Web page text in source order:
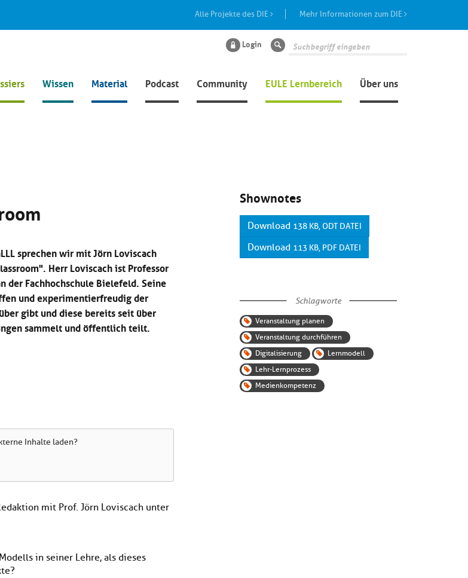
Alle Projekte des DIE Mehr Informationen zum DIE
Wissen Material Podcast Community EULE Lernbereich Über uns
Login Suche
sprechen wir mit Jörn Loviscach
Herr Loviscach ist Professor
der Fachhochschule Bielefeld. Seine
und experimentierfreudig der
gibt und diese bereits seit über
sammelt und öffentlich teilt.
Inhalte laden?
mit Prof. Jörn Loviscach unter
in seiner Lehre, als dieses
Shownotes
Download 138 KB, ODT DATEI
Download 113 KB, PDF DATEI
Schlagworte
Veranstaltung planen
Veranstaltung durchführen
Digitalisierung
Lernmodell
Lehr-Lernprozess
Medienkompetenz